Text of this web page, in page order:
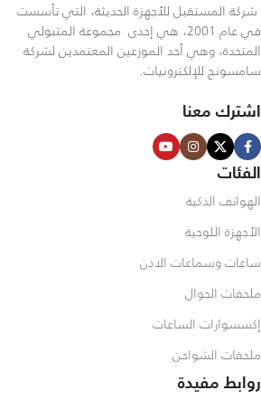
شركة المستقبل للأجهزة الحديثة، التي تأسست
في عام 2001، هي إحدى مجموعة المتبولي
المتحدة، وهي أحد الموزعين المعتمدين لشركة
سامسونج للإلكترونيات.
اشترك معنا
الفئات
الهواتف الذكية
الأجهزة اللوحية
ساعات وسماعات الاذن
ملحقات الجوال
إكسسوارات الساعات
ملحقات الشواحن
روابط مفيدة